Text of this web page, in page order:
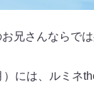
兄さんならで
）には、ルミ